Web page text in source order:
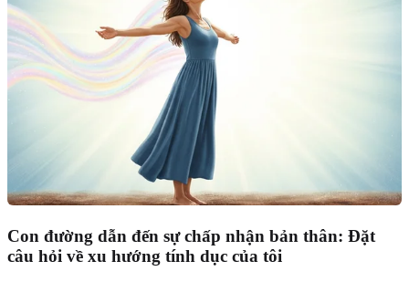
Con đường dẫn đến sự chấp nhận bản thân: Đặt
câu hỏi về xu hướng tính dục của tôi